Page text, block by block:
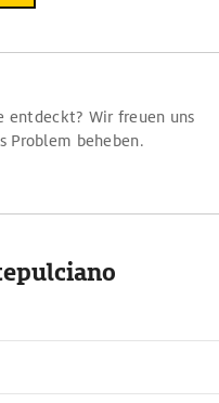
entdeckt? Wir freuen uns
Problem beheben.